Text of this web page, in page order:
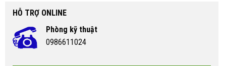
HỖ TRỢ ONLINE
Phòng kỹ thuật
0986611024